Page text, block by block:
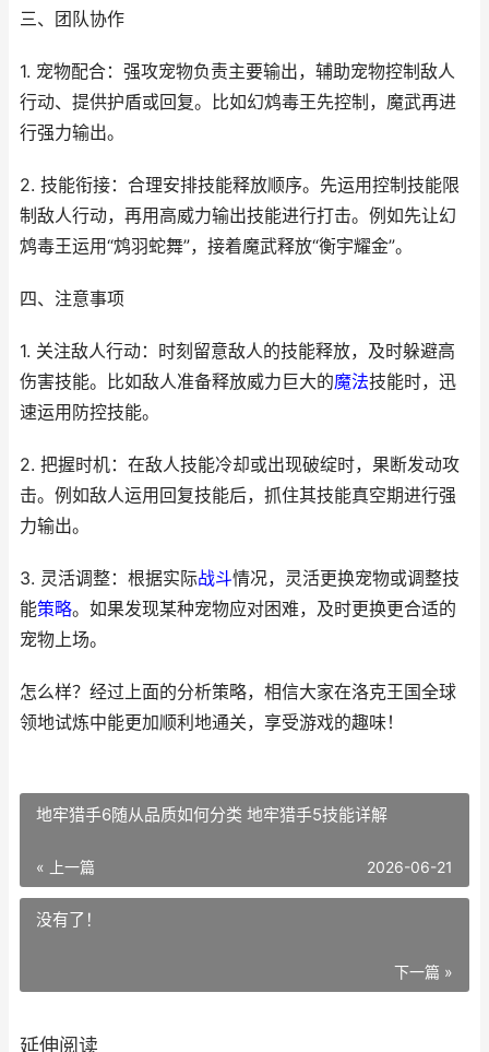
三、团队协作
1. 宠物配合：强攻宠物负责主要输出，辅助宠物控制敌人
行动、提供护盾或回复。比如幻鸩毒王先控制，魔武再进
行强力输出。
2. 技能衔接：合理安排技能释放顺序。先运用控制技能限
制敌人行动，再用高威力输出技能进行打击。例如先让幻
鸩毒王运用“鸩羽蛇舞”，接着魔武释放“衡宇耀金”。
四、注意事项
1. 关注敌人行动：时刻留意敌人的技能释放，及时躲避高
伤害技能。比如敌人准备释放威力巨大的魔法技能时，迅
速运用防控技能。
2. 把握时机：在敌人技能冷却或出现破绽时，果断发动攻
击。例如敌人运用回复技能后，抓住其技能真空期进行强
力输出。
3. 灵活调整：根据实际战斗情况，灵活更换宠物或调整技
能策略。如果发现某种宠物应对困难，及时更换更合适的
宠物上场。
怎么样？经过上面的分析策略，相信大家在洛克王国全球
领地试炼中能更加顺利地通关，享受游戏的趣味！
地牢猎手6随从品质如何分类 地牢猎手5技能详解
« 上一篇 2026-06-21
没有了！
下一篇 »
延伸阅读